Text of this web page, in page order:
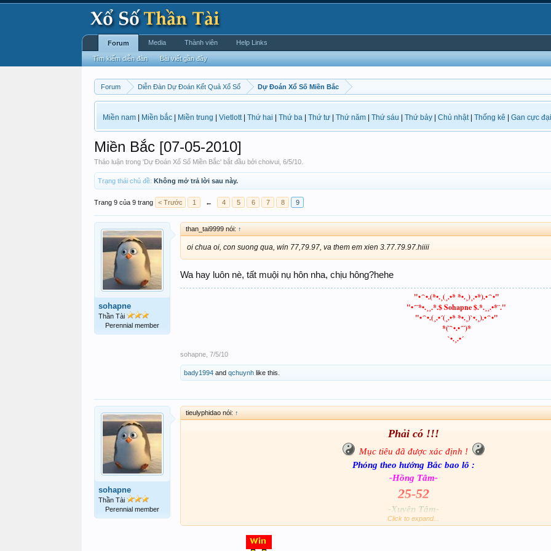
Forum Diễn Đàn Dự Đoán Kết Quả Xổ Số Dự Đoán Xổ Số Miền Bắc
Miền nam Miền bắc Miền trung Vietlott| Thứ hai Thứ ba Thứ tư Thứ năm Thứ sáu Thứ bảy Chủ nhật| Thống kê Gan cực đại
Miền Bắc [07-05-2010]
Thảo luận trong 'Dự Đoán Xổ Số Miền Bắc' bắt đầu bởi choivui 6/5/10
Trạng thái chủ đề: Không mở trả lời sau này.
Trang 9 của 9 trang < Trước 1 ← 4 5 6 7 8 9
sohapne
Thần Tài
Perennial member
than_tai9999 nói: ↑
oi chua oi, con suong qua, win 77,79.97, va them em xien 3.77.79.97.hiiii
Wa hay luôn nè, tất muội nụ hôn nha, chịu hông?hehe
"•´`•.(*•.¸(¸.•* *•.¸)¸.•*).•´`•"
"•´¨*•.¸¸.*.$ Sohapne $.*.¸¸.•*¨."
"•´`•.(¸.•´(¸.•* *•.¸)`•.¸).•´`•"
*(¨`•.•´¨)*
`•.¸.•´
sohapne 7/5/10
bady1994 and qchuynh like this.
sohapne
Thần Tài
Perennial member
tieulyphidao nói: ↑
Phải có !!!
Mục tiêu đã được xác định !
Phóng theo hướng Bắc bao lô :
-Hồng Tâm-
25-52
-Xuyên Tâm-
525-552
Click to expand...
Forum
Tìm kiếm diễn đàn Bài viết gần đây
Media Thành viên Help Links